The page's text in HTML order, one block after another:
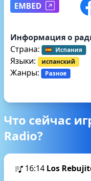
EMBED
Информация о
Страна:
Испания
Языки: испанский
Жанры: Разное
Что сейчас
Radio?
16:14 Los